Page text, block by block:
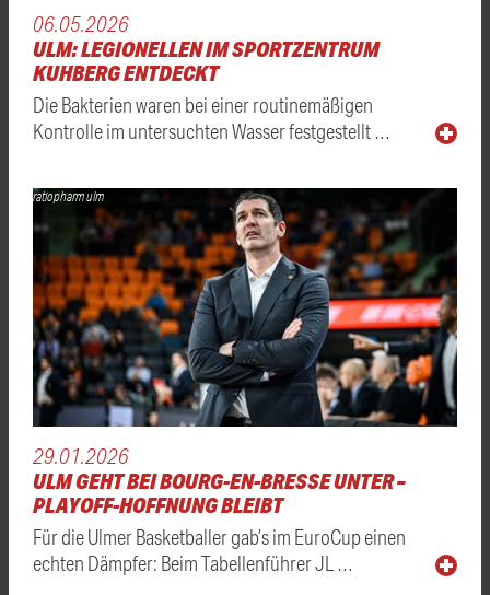
06.05.2026
ULM: LEGIONELLEN IM SPORTZENTRUM
KUHBERG ENTDECKT
Die Bakterien waren bei einer routinemäßigen
Kontrolle im untersuchten Wasser festgestellt …
ratiopharm ulm
29.01.2026
ULM GEHT BEI BOURG-EN-BRESSE UNTER –
PLAYOFF-HOFFNUNG BLEIBT
Für die Ulmer Basketballer gab’s im EuroCup einen
echten Dämpfer: Beim Tabellenführer JL …